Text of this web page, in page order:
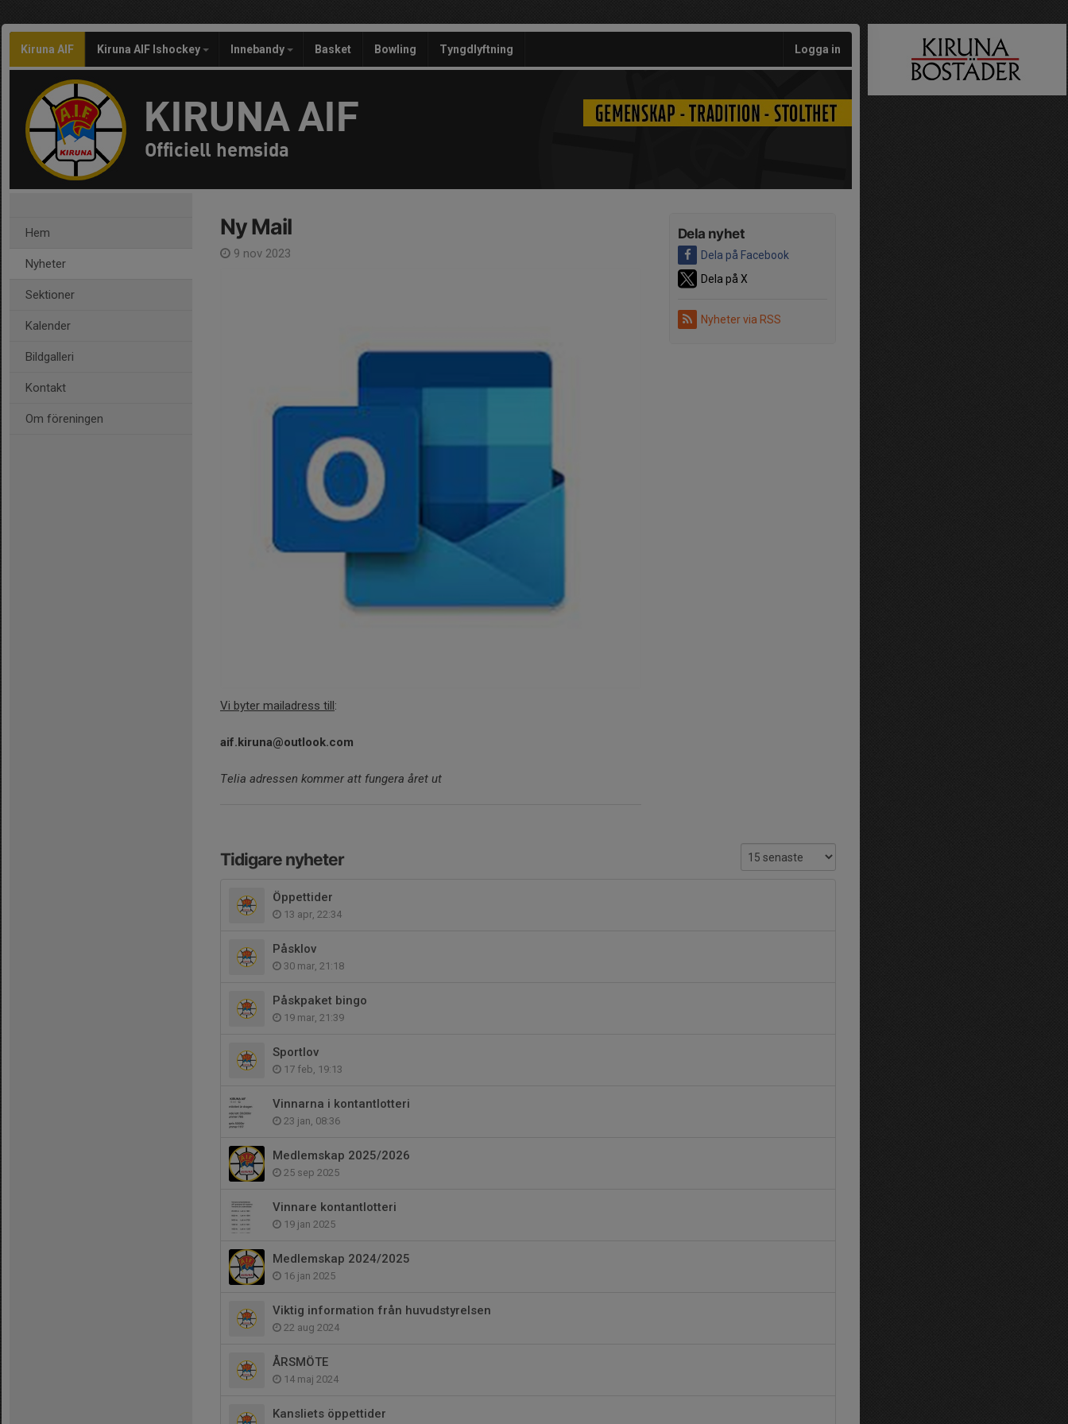
Kiruna AIF Kiruna AIF Ishockey Innebandy Basket Bowling Tyngdlyftning Logga in
KIRUNA AIF
Officiell hemsida
Hem
Nyheter
Sektioner
Kalender
Bildgalleri
Kontakt
Om föreningen
Dela nyhet
Dela på Facebook
Dela på X
Nyheter via RSS
Ny Mail
9 nov 2023
Vi byter mailadress till:
aif.kiruna@outlook.com
Telia adressen kommer att fungera året ut
Tidigare nyheter
Öppettider
13 apr, 22:34
Påsklov
30 mar, 21:18
Påskpaket bingo
19 mar, 21:39
Sportlov
17 feb, 19:13
Vinnarna i kontantlotteri
23 jan, 08:36
Medlemskap 2025/2026
25 sep 2025
Vinnare kontantlotteri
19 jan 2025
Medlemskap 2024/2025
16 jan 2025
Viktig information från huvudstyrelsen
22 aug 2024
ÅRSMÖTE
14 maj 2024
Kansliets öppettider